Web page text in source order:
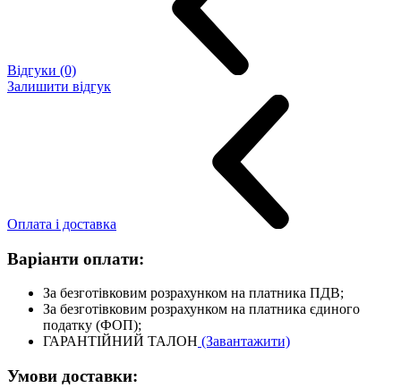
Відгуки (0)
Залишити відгук
Оплата і доставка
Варіанти оплати:
За безготівковим розрахунком на платника ПДВ;
За безготівковим розрахунком на платника єдиного
податку (ФОП);
ГАРАНТІЙНИЙ ТАЛОН (Завантажити)
Умови доставки: